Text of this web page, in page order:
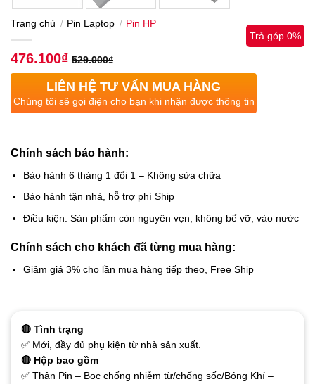
Trang chủ / Pin Laptop / Pin HP
476.100₫ 529.000₫
Trả góp 0%
LIÊN HỆ TƯ VẤN MUA HÀNG
Chúng tôi sẽ gọi điện cho bạn khi nhận được thông tin
Chính sách bảo hành:
Bảo hành 6 tháng 1 đổi 1 – Không sửa chữa
Bảo hành tận nhà, hỗ trợ phí Ship
Điều kiện: Sản phẩm còn nguyên vẹn, không bể vỡ, vào nước
Chính sách cho khách đã từng mua hàng:
Giảm giá 3% cho lần mua hàng tiếp theo, Free Ship
🔴 Tình trạng
✅ Mới, đầy đủ phụ kiện từ nhà sản xuất.
🔴 Hộp bao gồm
✅ Thân Pin – Bọc chống nhiễm từ/chống sốc/Bóng Khí –